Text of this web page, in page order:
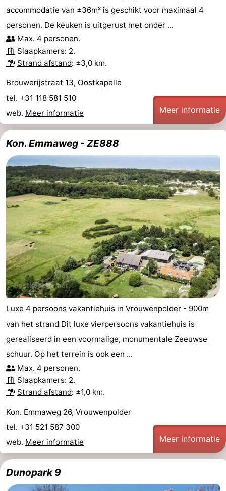
accommodatie van ±36m² is geschikt voor maximaal 4
personen. De keuken is uitgerust met onder ...
Max. 4 personen.
Slaapkamers: 2.
Strand afstand: ±3,0 km.
Brouwerijstraat 13, Oostkapelle
tel. +31 118 581 510
web. Meer informatie Meer informatie
Kon. Emmaweg - ZE888
Luxe 4 persoons vakantiehuis in Vrouwenpolder - 900m
van het strand Dit luxe vierpersoons vakantiehuis is
gerealiseerd in een voormalige, monumentale Zeeuwse
schuur. Op het terrein is ook een ...
Max. 4 personen.
Slaapkamers: 2.
Strand afstand: ±1,0 km.
Kon. Emmaweg 26, Vrouwenpolder
tel. +31 521 587 300
web. Meer informatie Meer informatie
Dunopark 9